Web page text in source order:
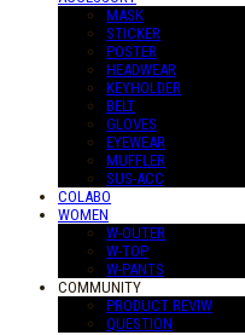
MASK
STICKER
POSTER
HEADWEAR
KEYHOLDER
BELT
GLOVES
EYEWEAR
MUFFLER
SUS-ACC
COLABO
WOMEN
W-OUTER
W-TOP
W-PANTS
COMMUNITY
PRODUCT REVIW
QUESTION